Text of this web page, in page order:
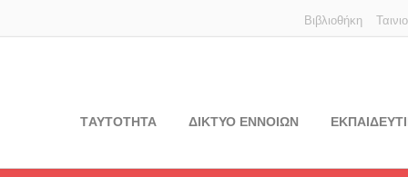
Βιβλιοθήκη
TΑΥΤΟΤΗΤΑ ΔΙΚΤΥΟ ΕΝΝΟΙΩΝ